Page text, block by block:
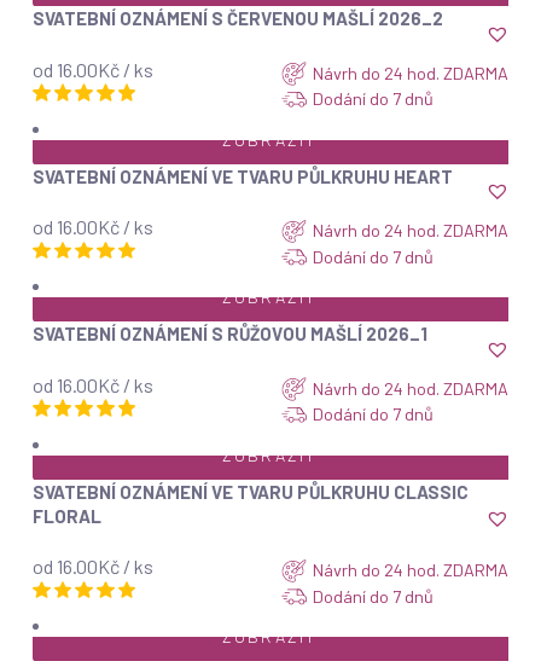
SVATEBNÍ OZNÁMENÍ S ČERVENOU MAŠLÍ 2026_2
od 16.00Kč / ks
Návrh do 24 hod. ZDARMA
Dodání do 7 dnů
ZOBRAZIT
SVATEBNÍ OZNÁMENÍ VE TVARU PŮLKRUHU HEART
od 16.00Kč / ks
Návrh do 24 hod. ZDARMA
Dodání do 7 dnů
ZOBRAZIT
SVATEBNÍ OZNÁMENÍ S RŮŽOVOU MAŠLÍ 2026_1
od 16.00Kč / ks
Návrh do 24 hod. ZDARMA
Dodání do 7 dnů
ZOBRAZIT
SVATEBNÍ OZNÁMENÍ VE TVARU PŮLKRUHU CLASSIC
FLORAL
od 16.00Kč / ks
Návrh do 24 hod. ZDARMA
Dodání do 7 dnů
ZOBRAZIT